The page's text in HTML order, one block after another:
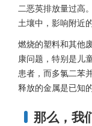
二恶英排放量过高
土壤中，影响附近
燃烧的塑料和其他
康问题，特别是儿
患者，而多氯二苯
释放的金属是已知
那么，我